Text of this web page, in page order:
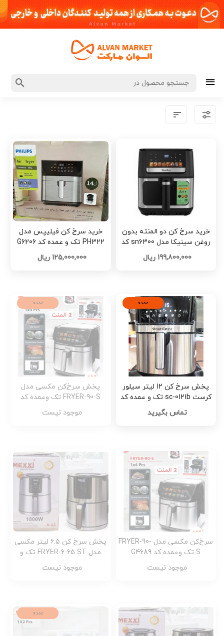
خرید سرخ کن دو المنته بدون
روغن سینیکا مدل sn6300 کد
K423
199,800,000 ریال
خرید سرخ کن فیلیپس مدل
PH322 تک و عمده کد G6206
125,000,000 ریال
عمده
پخش سرخ کن 12 لیتر سیلور
کرست sc-0121b تک و عمده کد
G4802
تماس بگیرید
عمده
پخش سرخ‌کن مکسی مدل
FRYER-90-S تک وعمده کد
G4690
موجود نیست
سرخ‌کن مکسی مدل FRYER-90-
S تک وعمده کد G4689
موجود نیست
پخش سرخ کن ۶.۵ لیتر مکسی
مدل FRYER-6-65 ST تک و
عمده کد Z1188
موجود نیست
عمده